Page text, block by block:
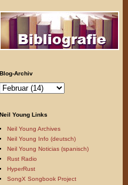
Blog-Archiv
Neil Young Links
Neil Young Archives
Neil Young Info (deutsch)
Neil Young Noticias (spanisch)
Rust Radio
HyperRust
SongX Songbook Project